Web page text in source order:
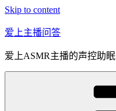
Skip to content
爱上主播问答
爱上ASMR主播的声控助眠